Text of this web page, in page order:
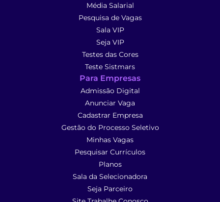
Média Salarial
Pesquisa de Vagas
Sala VIP
Seja VIP
Testes das Cores
Teste Sistmars
Para Empresas
Admissão Digital
Anunciar Vaga
Cadastrar Empresa
Gestão do Processo Seletivo
Minhas Vagas
Pesquisar Currículos
Planos
Sala da Selecionadora
Seja Parceiro